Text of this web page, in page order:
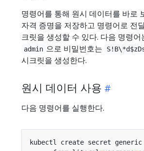
명령어를 통해 원시 데이터를 바로
자격 증명을 저장하고 명령어로 전
크릿을 생성할 수 있다. 다음 명령
admin 으로 비밀번호는
시크릿을 생성한다.
원시 데이터 사용
다음 명령어를 실행한다.
kubectl create secret generic